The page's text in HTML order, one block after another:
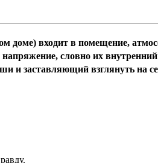
доме) входит в помещение,
словно их
и заставляющий взглянуть на